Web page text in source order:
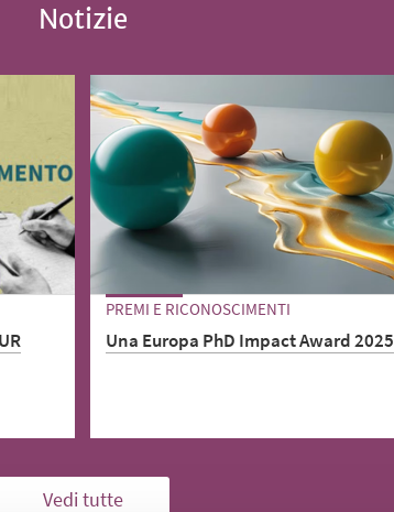
Notizie
e
PREMI E RICONOSCIMENTI
Una Europa PhD Impact Award 2025
Science, AI, Future Materials, One
concorso Una Europa per comunicare
Vedi tutte